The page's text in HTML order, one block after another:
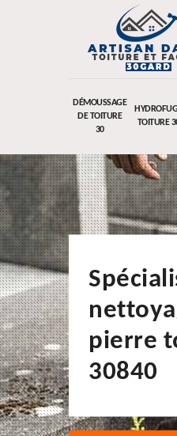
DÉMOUSSAGE
DE TOITURE
30
TOITURE
pierre
30840